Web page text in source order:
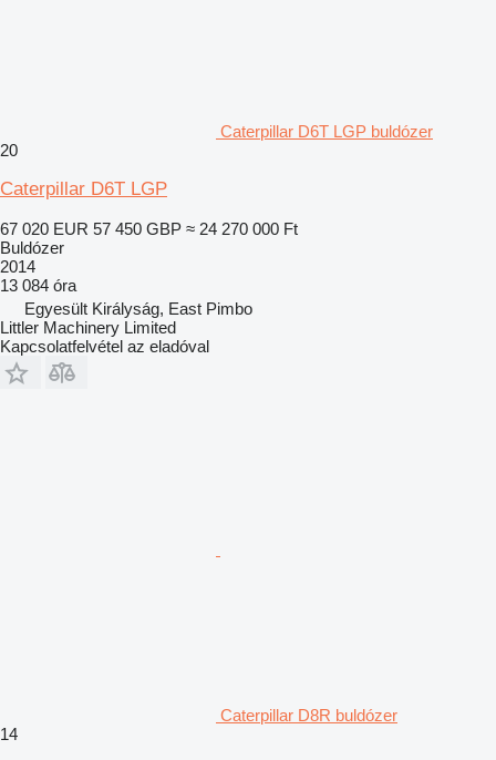
Caterpillar D6T LGP buldózer
20
Caterpillar D6T LGP
67 020 EUR 57 450 GBP ≈ 24 270 000 Ft
Buldózer
2014
13 084 óra
Egyesült Királyság, East Pimbo
Littler Machinery Limited
Kapcsolatfelvétel az eladóval
Caterpillar D8R buldózer
14